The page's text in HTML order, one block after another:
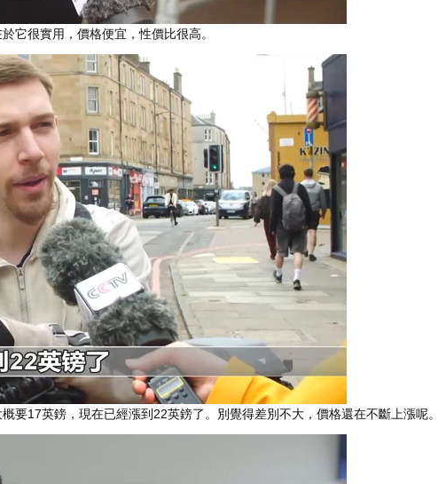
很實用，價格便宜，性價比很高。
17英鎊，現在已經漲到22英鎊了。別覺得差別不大，價格還在不斷上漲呢。